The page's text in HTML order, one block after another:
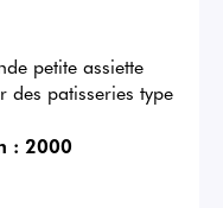
petite assiette
patisseries type
: 2000